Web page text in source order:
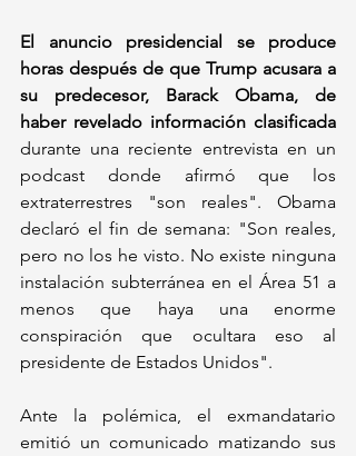
El anuncio presidencial se produce
horas después de que Trump acusara a
su predecesor, Barack Obama, de
haber revelado información clasificada
durante una reciente entrevista en un
podcast donde afirmó que los
extraterrestres "son reales". Obama
declaró el fin de semana: "Son reales,
pero no los he visto. No existe ninguna
instalación subterránea en el Área 51 a
menos que haya una enorme
conspiración que ocultara eso al
presidente de Estados Unidos".
Ante la polémica, el exmandatario
emitió un comunicado matizando sus